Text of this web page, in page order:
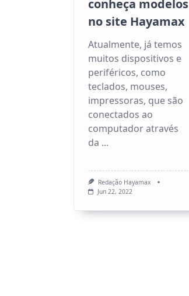
conheça modelos
no site Hayamax
Atualmente, já temos
muitos dispositivos e
periféricos, como
teclados, mouses,
impressoras, que são
conectados ao
computador através
da ...
Redação Hayamax
Jun 22, 2022